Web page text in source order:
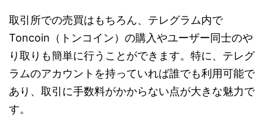
取引所での売買はもちろん、テレグラム内で
Toncoin（トンコイン）の購入やユーザー同士のや
り取りも簡単に行うことができます。特に、テレグ
ラムのアカウントを持っていれば誰でも利用可能で
あり、取引に手数料がかからない点が大きな魅力で
す。